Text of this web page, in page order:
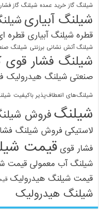
شیلنگ گاز خرید عمده شیلنگ گاز
شیلنگ آبیاری
قطره شیلنگ آبیاری قطره
شیلنگ آتش نشانی برزنتی شیلنگ
شیلنگ فشار قوی
صنعتی شیلنگ هیدرولیک
شیلنگ‌های انعطاف‌پذیر باکیفیت
شیلنگ فروش
لاستیکی فروش شیلنگ
فشار قوی قیمت
شیلنگ آب معمولی قیمت
قیمت شیلنگ هیدرولیک
شیلنگ هیدرولیک